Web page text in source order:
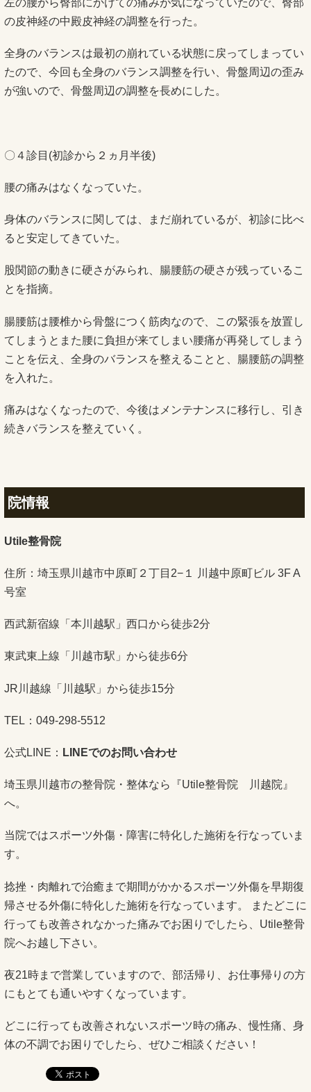
左の腰から臀部にかけての痛みが気になっていたので、臀部
の皮神経の中殿皮神経の調整を行った。
全身のバランスは最初の崩れている状態に戻ってしまってい
たので、今回も全身のバランス調整を行い、骨盤周辺の歪み
が強いので、骨盤周辺の調整を長めにした。
〇４診目(初診から２ヵ月半後)
腰の痛みはなくなっていた。
身体のバランスに関しては、まだ崩れているが、初診に比べ
ると安定してきていた。
股関節の動きに硬さがみられ、腸腰筋の硬さが残っているこ
とを指摘。
腸腰筋は腰椎から骨盤につく筋肉なので、この緊張を放置し
てしまうとまた腰に負担が来てしまい腰痛が再発してしまう
ことを伝え、全身のバランスを整えることと、腸腰筋の調整
を入れた。
痛みはなくなったので、今後はメンテナンスに移行し、引き
続きバランスを整えていく。
院情報
Utile整骨院
住所：埼玉県川越市中原町２丁目2−１ 川越中原町ビル 3F A
号室
西武新宿線「本川越駅」西口から徒歩2分
東武東上線「川越市駅」から徒歩6分
JR川越線「川越駅」から徒歩15分
TEL：049-298-5512
公式LINE： LINEでのお問い合わせ
埼玉県川越市の整骨院・整体なら『Utile整骨院 川越院』
へ。
当院ではスポーツ外傷・障害に特化した施術を行なっていま
す。
捻挫・肉離れで治癒まで期間がかかるスポーツ外傷を早期復
帰させる外傷に特化した施術を行なっています。 またどこに
行っても改善されなかった痛みでお困りでしたら、Utile整骨
院へお越し下さい。
夜21時まで営業していますので、部活帰り、お仕事帰りの方
にもとても通いやすくなっています。
どこに行っても改善されないスポーツ時の痛み、慢性痛、身
体の不調でお困りでしたら、ぜひご相談ください！